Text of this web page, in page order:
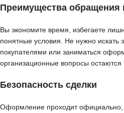
Преимущества обращения
Вы экономите время, избегаете
понятные условия. Не нужно искать
покупателями или заниматься
организационные вопросы остаются
Безопасность сделки
Оформление проходит